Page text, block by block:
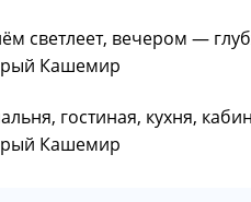
светлеет, вечером —
Кашемир
гостиная, кухня,
Кашемир